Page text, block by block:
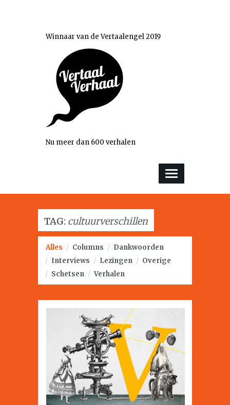
Winnaar van de Vertaalengel 2019
Nu meer dan 600 verhalen
TAG: cultuurverschillen
Alles / Columns / Dankwoorden
/ Interviews / Lezingen / Overige
/ Schetsen / Verhalen